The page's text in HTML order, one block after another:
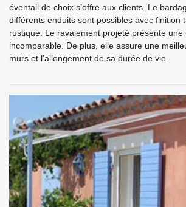
éventail de choix s’offre aux clients. Le
différents enduits sont possibles avec finition
rustique. Le ravalement projeté présente une
incomparable. De plus, elle assure une
murs et l’allongement de sa durée de vie.